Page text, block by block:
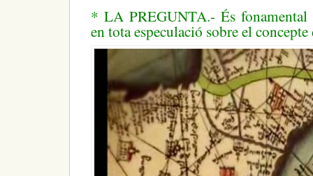
* LA PREGUNTA.- És fonamental
en tota especulació sobre el